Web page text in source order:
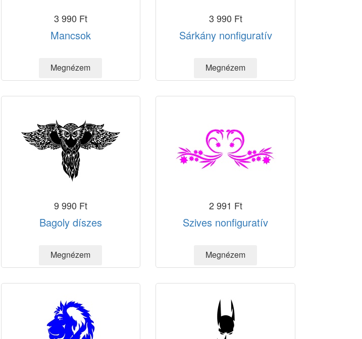
3 990 Ft
Mancsok
3 990 Ft
Sárkány nonfiguratív
9 990 Ft
Bagoly díszes
2 991 Ft
Szives nonfiguratív